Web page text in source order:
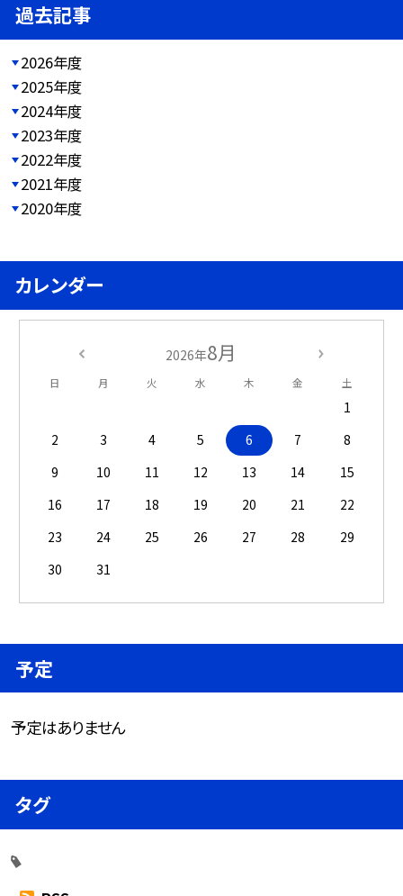
過去記事
2026年度
2025年度
2024年度
2023年度
2022年度
2021年度
2020年度
カレンダー
2026年8月
日 月 火 水 木 金 土
1
2
3 4 5 6 7
8
9
10 11 12 13 14
15
16
17 18 19 20 21
22
23
24 25 26 27 28
29
30
31
予定
予定はありません
タグ